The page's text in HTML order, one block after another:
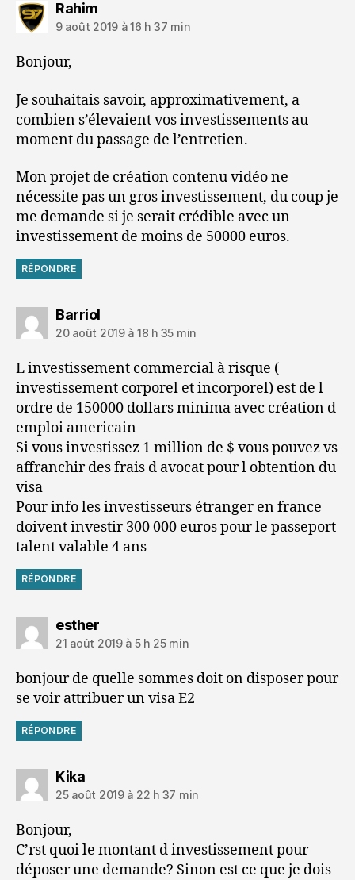
Rahimdit :
9 août 2019 à 16 h 37 min
Bonjour,
Je souhaitais savoir, approximativement, a
combien s’élevaient vos investissements au
moment du passage de l’entretien.
Mon projet de création contenu vidéo ne
nécessite pas un gros investissement, du coup je
me demande si je serait crédible avec un
investissement de moins de 50000 euros.
RÉPONDRE
Barrioldit :
20 août 2019 à 18 h 35 min
L investissement commercial à risque (
investissement corporel et incorporel) est de l
ordre de 150000 dollars minima avec création d
emploi americain
Si vous investissez 1 million de $ vous pouvez vs
affranchir des frais d avocat pour l obtention du
visa
Pour info les investisseurs étranger en france
doivent investir 300 000 euros pour le passeport
talent valable 4 ans
RÉPONDRE
estherdit :
21 août 2019 à 5 h 25 min
bonjour de quelle sommes doit on disposer pour
se voir attribuer un visa E2
RÉPONDRE
Kikadit :
25 août 2019 à 22 h 37 min
Bonjour,
C’rst quoi le montant d investissement pour
déposer une demande? Sinon est ce que je dois